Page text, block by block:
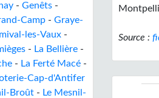
- Genêts -
Camp - Graye-
les-Vaux -
- La Bellière -
- La Ferté Macé -
Cap-d'Antifer
Broût - Le Mesnil-
Source :